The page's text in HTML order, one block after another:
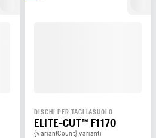
DISCHI PER TAGLIASUOLO
ELITE-CUT™ F1170
{variantCount} varianti